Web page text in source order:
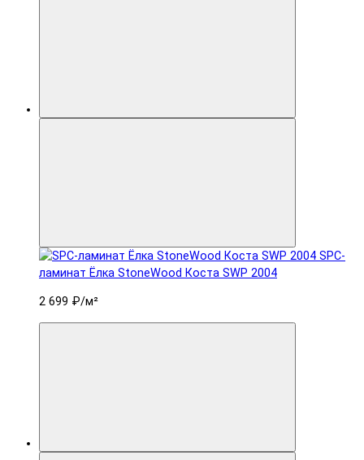
SPC-
ламинат Ëлка StoneWood Коста SWP 2004
2 699 ₽/м²